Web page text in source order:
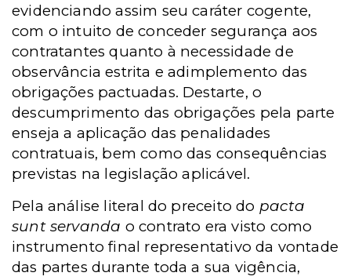
evidenciando assim seu caráter cogente,
com o intuito de conceder segurança aos
contratantes quanto à necessidade de
observância estrita e adimplemento das
obrigações pactuadas. Destarte, o
descumprimento das obrigações pela parte
enseja a aplicação das penalidades
contratuais, bem como das consequências
previstas na legislação aplicável.
Pela análise literal do preceito do pacta
sunt servanda o contrato era visto como
instrumento final representativo da vontade
das partes durante toda a sua vigência,